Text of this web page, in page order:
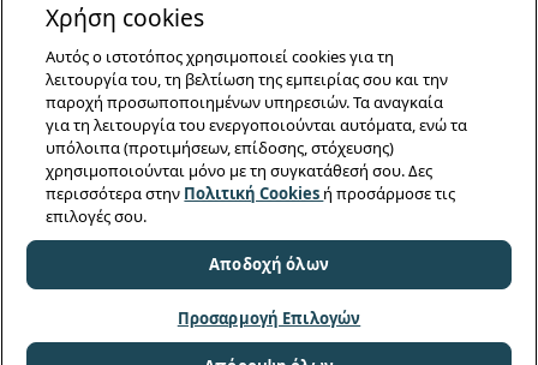
WITH GENERAL COMMERCIAL REGISTRY NUMBER 191625301000.
© Copyright 2026 - OPAP S.A.
ADDICTION & ASSET LOSS | EOPAE
Χρήση cookies
Αυτός o ιστοτόπος χρησιμοποιεί cookies για τη
λειτουργία του, τη βελτίωση της εμπειρίας σου και την
παροχή προσωποποιημένων υπηρεσιών. Τα αναγκαία
για τη λειτουργία του ενεργοποιούνται αυτόματα, ενώ τα
υπόλοιπα (προτιμήσεων, επίδοσης, στόχευσης)
χρησιμοποιούνται μόνο με τη συγκατάθεσή σου. Δες
περισσότερα στην Πολιτική Cookies ή προσάρμοσε τις
επιλογές σου.
Προσαρμογή Επιλογών
Αποδοχή όλων